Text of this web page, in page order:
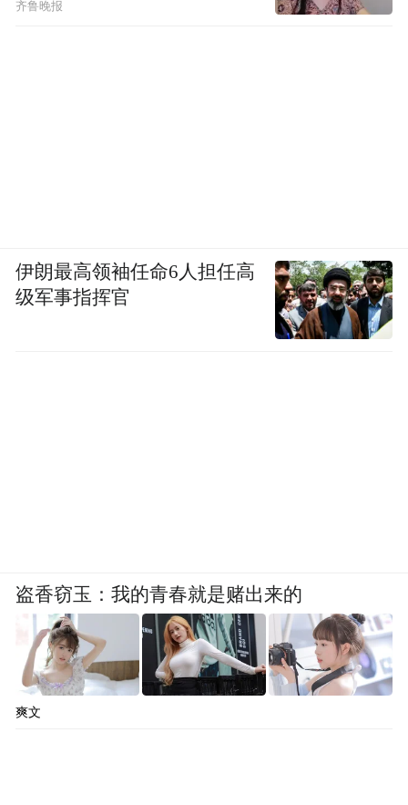
齐鲁晚报
伊朗最高领袖任命6人担任高
级军事指挥官
盗香窃玉：我的青春就是赌出来的
爽文